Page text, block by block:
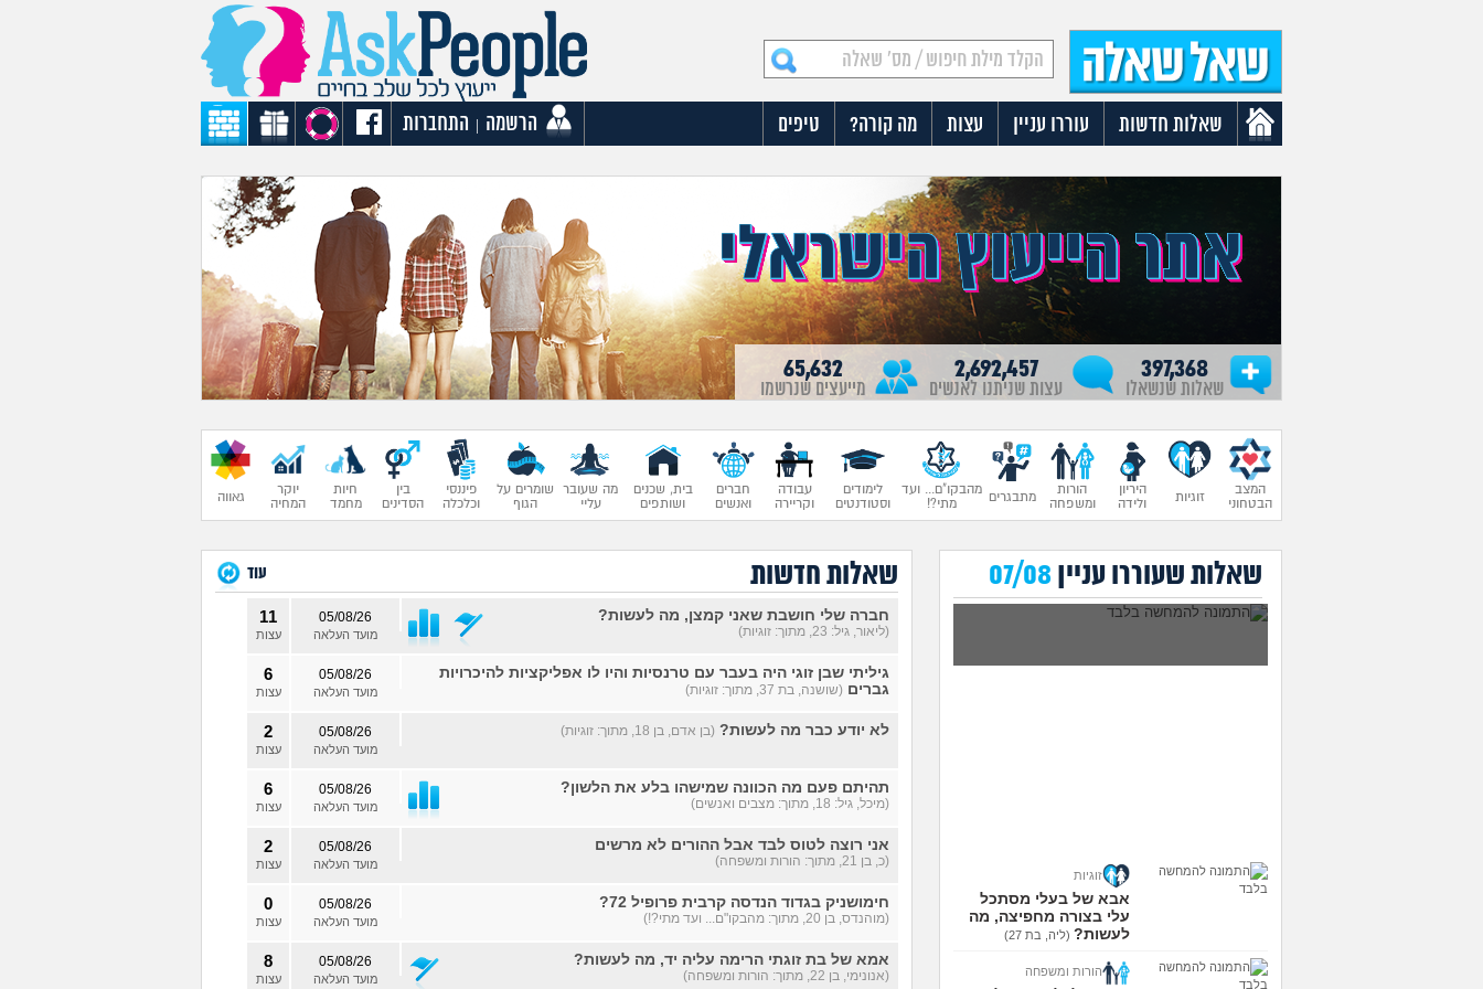
שאלות חדשות עוררו עניין עצות מה קורה? טיפים הרשמה התחברות
397,368
שאלות שנשאלו
2,692,457
עצות שניתנו לאנשים
65,632
מייעצים שנרשמו
המצב
הבטחוני
זוגיות
היריון
ולידה
הורות
ומשפחה
מתבגרים
מהבקו"ם... ועד
מתי?!
לימודים
וסטודנטים
עבודה
וקריירה
חברים
ואנשים
בית, שכנים
ושותפים
מה שעובר
עליי
שומרים על
הגוף
פיננסי
וכלכלה
בין
הסדינים
חיות
מחמד
יוקר
המחיה
גאווה
שאלות שעוררו עניין 07/08מה לעשות עם העובדה
שאשתי הרימה עליי ידיים?
זוגיות
אבא של בעלי מסתכל
עלי בצורה מחפיצה, מה
לעשות? (ליה, בת 27)
הורות ומשפחה
שאלות חדשות עוד
חברה שלי חושבת שאני קמצן, מה לעשות?
(ליאור, גיל: 23, מתוך: זוגיות)
11
עצות
05/08/26
מועד העלאה
גיליתי שבן זוגי היה בעבר עם טרנסיות והיו לו אפליקציות להיכרויות
גברים (שושנה, בת 37, מתוך: זוגיות)
6
עצות
05/08/26
מועד העלאה
לא יודע כבר מה לעשות? (בן אדם, בן 18, מתוך: זוגיות) 2
עצות
05/08/26
מועד העלאה
תהיתם פעם מה הכוונה שמישהו בלע את הלשון?
(מיכל, גיל: 18, מתוך: מצבים ואנשים)
6
עצות
05/08/26
מועד העלאה
אני רוצה לטוס לבד אבל ההורים לא מרשים
(כ, בן 21, מתוך: הורות ומשפחה)
2
עצות
05/08/26
מועד העלאה
חימושניק בגדוד הנדסה קרבית פרופיל 72?
(מוהנדס, בן 20, מתוך: מהבקו"ם... ועד מתי?!)
0
עצות
05/08/26
מועד העלאה
אמא של בת זוגתי הרימה עליה יד, מה לעשות?
(אנונימי, בן 22, מתוך: הורות ומשפחה)
8
עצות
05/08/26
מועד העלאה